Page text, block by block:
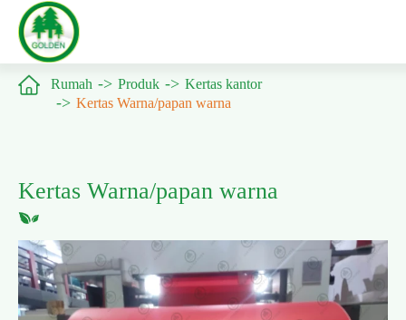
 Rumah Produk
Kertas kantor
Kertas Warna/papan warna
Kertas Warna/papan warna